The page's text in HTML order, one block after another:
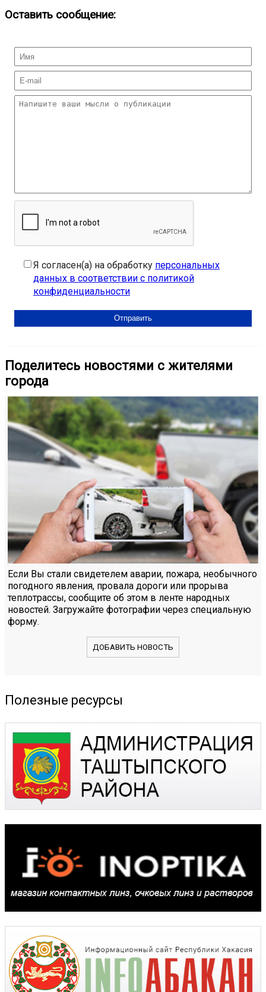
Оставить сообщение:
Я согласен(а) на обработку персональных
данных в соответствии с политикой
конфиденциальности
Поделитесь новостями с жителями
города
Если Вы стали свидетелем аварии, пожара, необычного
погодного явления, провала дороги или прорыва
теплотрассы, сообщите об этом в ленте народных
новостей. Загружайте фотографии через специальную
форму.
ДОБАВИТЬ НОВОСТЬ
Полезные ресурсы